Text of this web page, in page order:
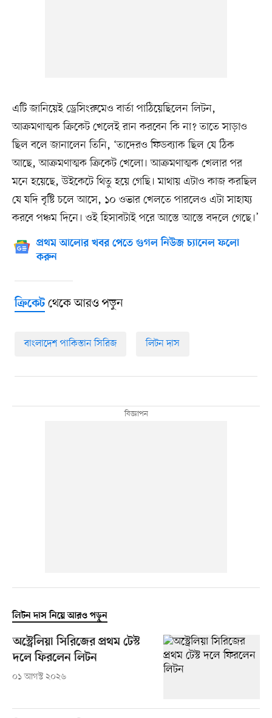
এটি জানিয়েই ড্রেসিংরুমেও বার্তা পাঠিয়েছিলেন লিটন,
আক্রমণাত্মক ক্রিকেট খেলেই রান করবেন কি না? তাতে সাড়াও
ছিল বলে জানালেন তিনি, ‘তাদেরও ফিডব্যাক ছিল যে ঠিক
আছে, আক্রমণাত্মক ক্রিকেট খেলো। আক্রমণাত্মক খেলার পর
মনে হয়েছে, উইকেটে থিতু হয়ে গেছি। মাথায় এটাও কাজ করছিল
যে যদি বৃষ্টি চলে আসে, ১০ ওভার খেলতে পারলেও এটা সাহায্য
করবে পঞ্চম দিনে। ওই হিসাবটাই পরে আস্তে আস্তে বদলে গেছে।’
প্রথম আলোর খবর পেতে গুগল নিউজ চ্যানেল ফলো
করুন
ক্রিকেটথেকে আরও পড়ুন
বাংলাদেশ পাকিস্তান সিরিজ লিটন দাস
লিটন দাস নিয়ে আরও পড়ুন
অস্ট্রেলিয়া সিরিজের প্রথম টেস্ট
দলে ফিরলেন লিটন
০১ আগস্ট ২০২৬